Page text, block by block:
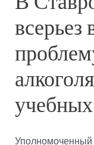
всерьез